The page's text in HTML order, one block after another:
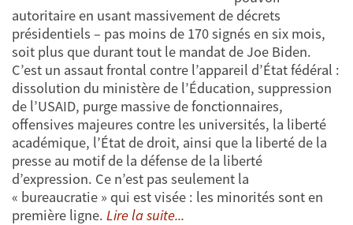
autoritaire en usant massivement de décrets
présidentiels – pas moins de 170 signés en six mois,
soit plus que durant tout le mandat de Joe Biden.
C’est un assaut frontal contre l’appareil d’État fédéral :
dissolution du ministère de l’Éducation, suppression
de l’USAID, purge massive de fonctionnaires,
offensives majeures contre les universités, la liberté
académique, l’État de droit, ainsi que la liberté de la
presse au motif de la défense de la liberté
d’expression. Ce n’est pas seulement la
« bureaucratie » qui est visée : les minorités sont en
première ligne. Lire la suite...